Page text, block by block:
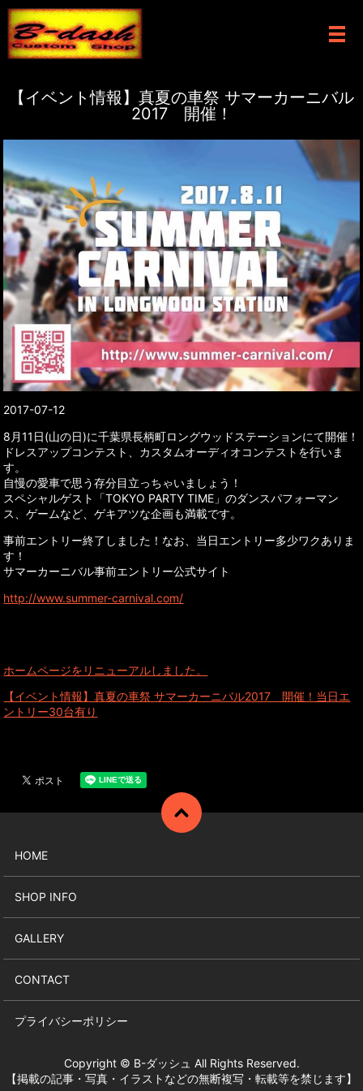
メ
【イベント情報】真夏の車祭 サマーカーニバル
2017 開催！
2017-07-12
8月11日(山の日)に千葉県長柄町ロングウッドステーションにて開催！
ドレスアップコンテスト、カスタムオーディオコンテストを行いま
す。
自慢の愛車で思う存分目立っちゃいましょう！
スペシャルゲスト「TOKYO PARTY TIME」のダンスパフォーマン
ス、ゲームなど、ゲキアツな企画も満載です。
事前エントリー終了しました！なお、当日エントリー多少ワクありま
す！
サマーカーニバル事前エントリー公式サイト
http://www.summer-carnival.com/
ホームページをリニューアルしました。
【イベント情報】真夏の車祭 サマーカーニバル2017 開催！当日エ
ントリー30台有り
HOME
SHOP INFO
GALLERY
CONTACT
プライバシーポリシー
Copyright © B-ダッシュ All Rights Reserved.
【掲載の記事・写真・イラストなどの無断複写・転載等を禁じます】